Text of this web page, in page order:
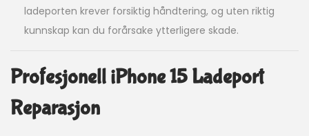
ladeporten krever forsiktig håndtering, og uten riktig
kunnskap kan du forårsake ytterligere skade.
Profesjonell iPhone 15 Ladeport
Reparasjon